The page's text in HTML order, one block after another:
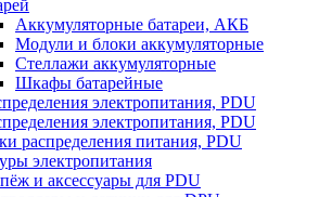
Аккумуляторные батареи, АКБ
Модули и блоки аккумуляторные
Стеллажи аккумуляторные
Шкафы батарейные
электропитания, PDU
электропитания, PDU
распределения питания, PDU
электропитания
и аксессуары для PDU